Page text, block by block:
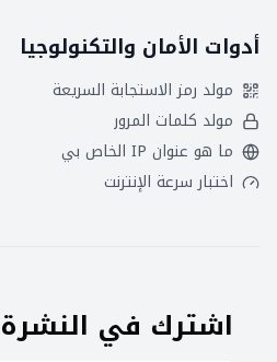
أدوات الأمان والتكنولوجيا
مولد رمز الاستجابة السريعة
مولد كلمات المرور
ما هو عنوان IP الخاص بي
اختبار سرعة الإنترنت
اشترك في النشرة